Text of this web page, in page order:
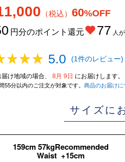
（税込） 60%OFF
円分のポイント還元 77 人
5.0 (1件のレビュー)
け地域の場合、 8月 9日 にお届けします。
55分以内のご注文が対象です。 商品のお届けに
サイズに
159cm 57kgRecommended
Waist +15cm